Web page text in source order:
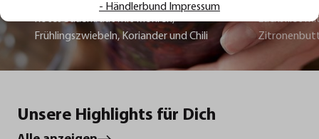
Rotes Sauerkraut mit Möhren,
Frühlingszwiebeln, Koriander und Chili
Lachsfilet
Unsere Highlights für Dich
- Händlerbund Impressum